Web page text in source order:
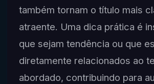
também tornam o título mais
atraente. Uma dica prática é
que sejam tendência ou que
diretamente relacionados ao
abordado, contribuindo para